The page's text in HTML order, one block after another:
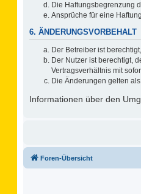
Die Haftungsbegrenzung
Ansprüche für eine
6. ÄNDERUNGSVORBEHALT
Der Betreiber ist
Der Nutzer ist berechtigt,
Vertragsverhältnis mit
Die Änderungen gelten
Informationen über den
Foren-Übersicht